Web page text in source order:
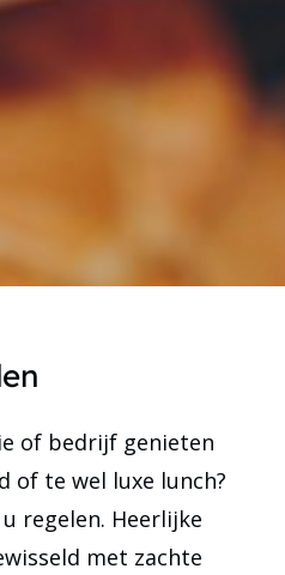
of bedrijf genieten
of te wel luxe lunch?
regelen. Heerlijke
met zachte